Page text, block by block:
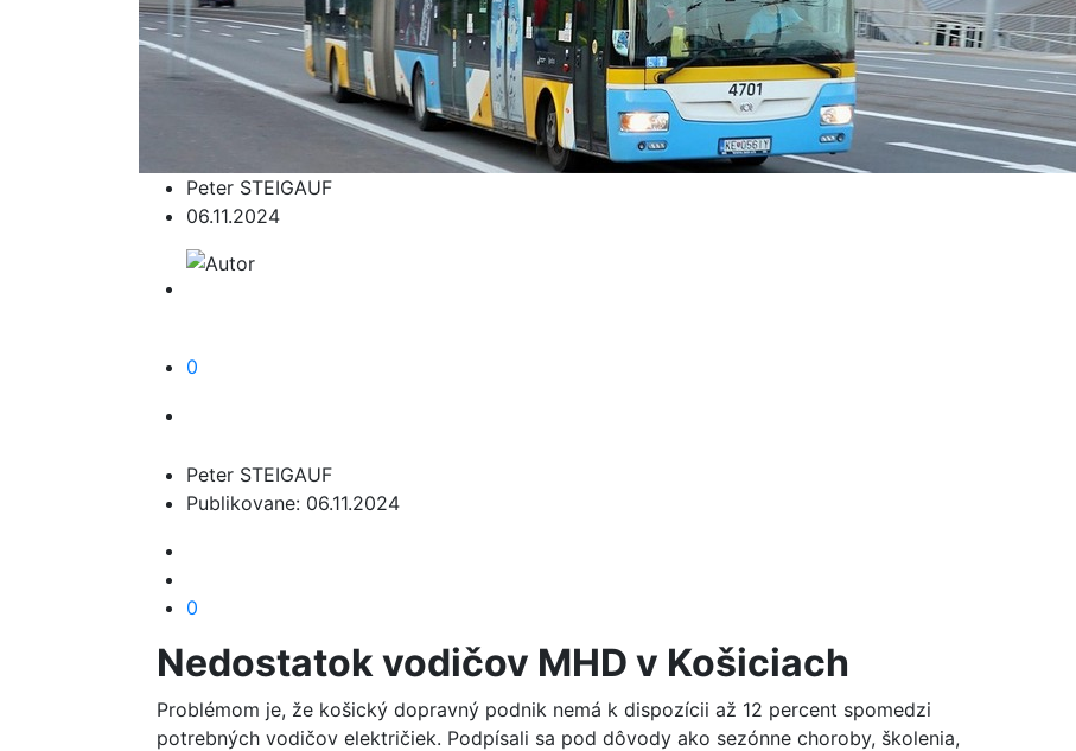
Peter STEIGAUF
06.11.2024
0
Peter STEIGAUF
Publikovane: 06.11.2024
0
Nedostatok vodičov MHD v Košiciach
Problémom je, že košický dopravný podnik nemá k dispozícii až 12 percent spomedzi
potrebných vodičov električiek. Podpísali sa pod dôvody ako sezónne choroby, školenia,